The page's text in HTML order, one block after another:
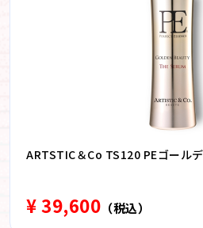
ARTSTIC＆Co TS120 PEゴール
¥ 39,600 （税込）